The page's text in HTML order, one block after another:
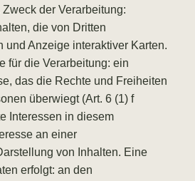
der Verarbeitung:
die von Dritten
und Anzeige interaktiver Karten.
für die Verarbeitung: ein
das die Rechte und Freiheiten
überwiegt (Art. 6 (1) f
Interessen in diesem
an einer
von Inhalten. Eine
erfolgt: an den